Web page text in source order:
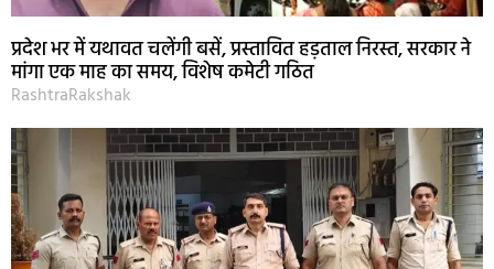
प्रदेश भर में यथावत चलेंगी बसें, प्रस्तावित हड़ताल निरस्त, सरकार ने
मांगा एक माह का समय, विशेष कमेटी गठित
RashtraRakshak